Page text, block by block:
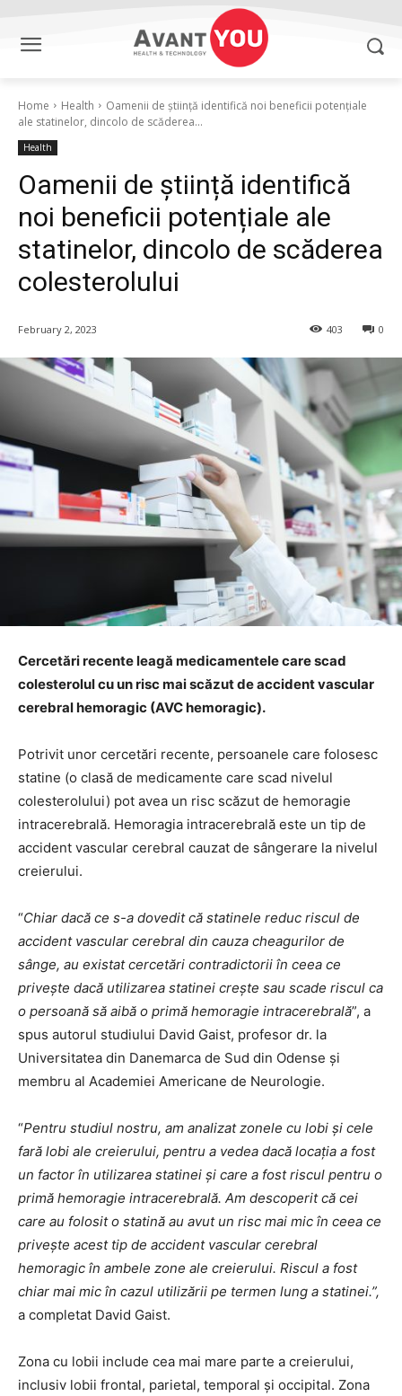
Home Health
Oamenii de știință identifică noi beneficii potențiale
ale statinelor, dincolo de scăderea...
Health
Oamenii de știință identifică
noi beneficii potențiale ale
statinelor, dincolo de scăderea
colesterolului
February 2, 2023 0
403
Cercetări recente leagă medicamentele care scad
colesterolul cu un risc mai scăzut de accident vascular
cerebral hemoragic (AVC hemoragic).
Potrivit unor cercetări recente, persoanele care folosesc
statine (o clasă de medicamente care scad nivelul
colesterolului) pot avea un risc scăzut de hemoragie
intracerebrală. Hemoragia intracerebrală este un tip de
accident vascular cerebral cauzat de sângerare la nivelul
creierului.
“Chiar dacă ce s-a dovedit că statinele reduc riscul de
accident vascular cerebral din cauza cheagurilor de
sânge, au existat cercetări contradictorii în ceea ce
privește dacă utilizarea statinei crește sau scade riscul ca
o persoană să aibă o primă hemoragie intracerebrală”, a
spus autorul studiului David Gaist, profesor dr. la
Universitatea din Danemarca de Sud din Odense și
membru al Academiei Americane de Neurologie.
“Pentru studiul nostru, am analizat zonele cu lobi și cele
fară lobi ale creierului, pentru a vedea dacă locația a fost
un factor în utilizarea statinei și care a fost riscul pentru o
primă hemoragie intracerebrală. Am descoperit că cei
care au folosit o statină au avut un risc mai mic în ceea ce
privește acest tip de accident vascular cerebral
hemoragic în ambele zone ale creierului. Riscul a fost
chiar mai mic în cazul utilizării pe termen lung a statinei.”,
a completat David Gaist.
Zona cu lobii include cea mai mare parte a creierului,
inclusiv lobii frontal, parietal, temporal și occipital. Zona